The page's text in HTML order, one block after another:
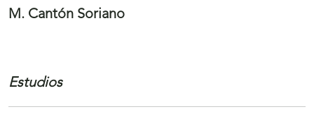
M. Cantón Soriano
Estudios